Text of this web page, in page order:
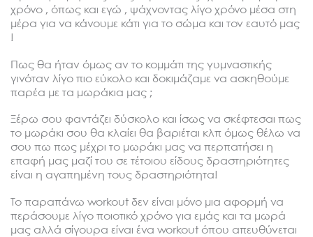
χρόνο , όπως και εγώ , ψάχνοντας λίγο χρόνο μέσα στη
μέρα για να κάνουμε κάτι για το σώμα και τον εαυτό μας
!
Πως θα ήταν όμως αν το κομμάτι της γυμναστικής
γινόταν λίγο πιο εύκολο και δοκιμάζαμε να ασκηθούμε
παρέα με τα μωράκια μας ;
Ξέρω σου φαντάζει δύσκολο και ίσως να σκέφτεσαι πως
το μωράκι σου θα κλαίει θα βαριέται κλπ όμως θέλω να
σου πω πως μέχρι το μωράκι μας να περπατήσει η
επαφή μας μαζί του σε τέτοιου είδους δραστηριότητες
είναι η αγαπημένη τους δραστηριότητα!
Το παραπάνω workout δεν είναι μόνο μια αφορμή να
περάσουμε λίγο ποιοτικό χρόνο για εμάς και τα μωρά
μας αλλά σίγουρα είναι ένα workout όπου απευθύνεται